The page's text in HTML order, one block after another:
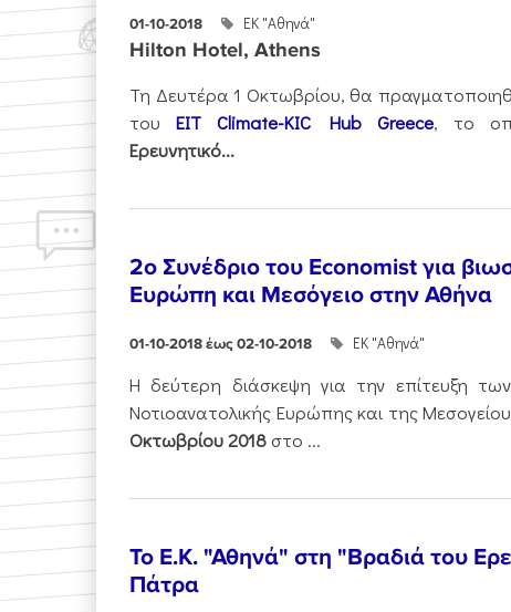
01-10-2018 ΕΚ "Αθηνά"
Hilton Hotel, Athens
Τη Δευτέρα 1 Οκτωβρίου, θα
του EIT Climate-KIC Hub Greece, το
Ερευνητικό...
2o Συνέδριο του Economist για
Ευρώπη και Μεσόγειο στην Αθήνα
01-10-2018 έως 02-10-2018 ΕΚ "Αθηνά"
Η δεύτερη διάσκεψη για την επίτευξη
Νοτιοανατολικής Ευρώπης και της
Οκτωβρίου 2018 στο ...
Το Ε.Κ. "Αθηνά" στη "Βραδιά του
Πάτρα